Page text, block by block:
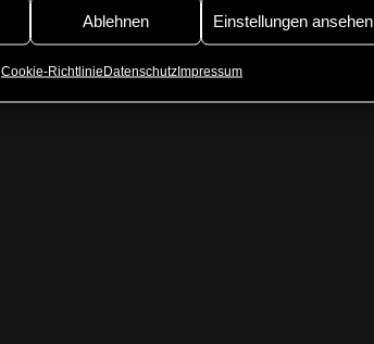
Ablehnen Einstellungen ansehen
Cookie-RichtlinieDatenschutzImpressum